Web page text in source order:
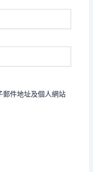
郵件地址及個人網站